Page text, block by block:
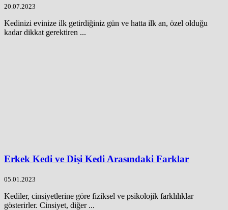
20.07.2023
Kedinizi evinize ilk getirdiğiniz gün ve hatta ilk an, özel olduğu
kadar dikkat gerektiren ...
Erkek Kedi ve Dişi Kedi Arasındaki Farklar
05.01.2023
Kediler, cinsiyetlerine göre fiziksel ve psikolojik farklılıklar
gösterirler. Cinsiyet, diğer ...